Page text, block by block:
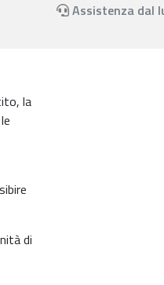
Assistenza dal
la
di